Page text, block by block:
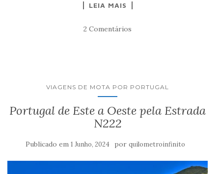
LEIA MAIS
2 Comentários
VIAGENS DE MOTA POR PORTUGAL
Portugal de Este a Oeste pela Estrada
N222
Publicado em 1 Junho, 2024 por quilometroinfinito